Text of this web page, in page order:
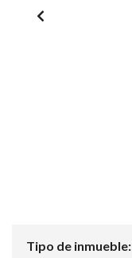
Tipo de inmueble: